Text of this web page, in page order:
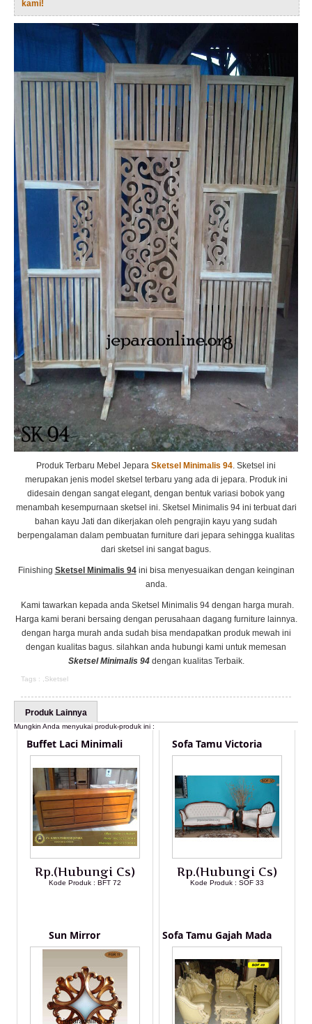
kami!
Produk Terbaru Mebel Jepara Sketsel Minimalis 94. Sketsel ini
merupakan jenis model sketsel terbaru yang ada di jepara. Produk ini
didesain dengan sangat elegant, dengan bentuk variasi bobok yang
menambah kesempurnaan sketsel ini. Sketsel Minimalis 94 ini terbuat dari
bahan kayu Jati dan dikerjakan oleh pengrajin kayu yang sudah
berpengalaman dalam pembuatan furniture dari jepara sehingga kualitas
dari sketsel ini sangat bagus.
Finishing Sketsel Minimalis 94ini bisa menyesuaikan dengan keinginan
anda.
Kami tawarkan kepada anda Sketsel Minimalis 94 dengan harga murah.
Harga kami berani bersaing dengan perusahaan dagang furniture lainnya.
dengan harga murah anda sudah bisa mendapatkan produk mewah ini
dengan kualitas bagus. silahkan anda hubungi kami untuk memesan
Sketsel Minimalis 94dengan kualitas Terbaik.
Tags : , Sketsel
Produk Lainnya
Mungkin Anda menyukai produk-produk ini :
Buffet Laci Minimali
Rp.(Hubungi Cs)
Kode Produk : BFT 72
Sofa Tamu Victoria
Rp.(Hubungi Cs)
Kode Produk : SOF 33
Sun Mirror Sofa Tamu Gajah Mada